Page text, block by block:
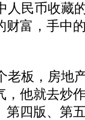
民币收藏
富，手中
板，房地
他就去炒
四版、第